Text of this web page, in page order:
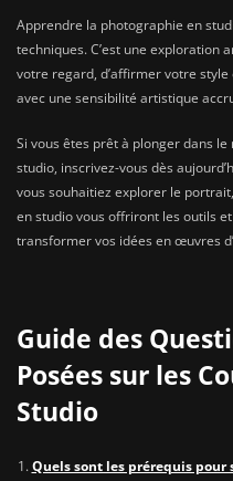
Apprendre la photographie en
techniques. C’est une exploration
votre regard, d’affirmer votre
avec une sensibilité artistique
Si vous êtes prêt à plonger dans
studio, inscrivez-vous dès
vous souhaitiez explorer le
en studio vous offriront les outils
transformer vos idées en œuvres
Guide des
Posées sur les
Studio
Quels sont les prérequis pour